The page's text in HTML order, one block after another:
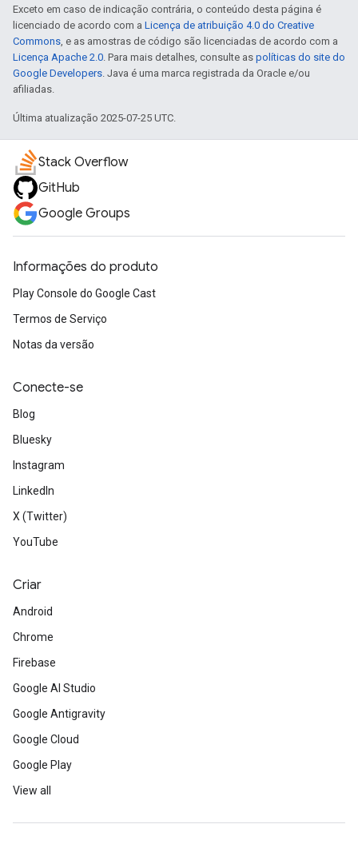
Exceto em caso de indicação contrária, o conteúdo desta página é
licenciado de acordo com a Licença de atribuição 4.0 do Creative
Commons, e as amostras de código são licenciadas de acordo com a
Licença Apache 2.0. Para mais detalhes, consulte as políticas do site do
Google Developers. Java é uma marca registrada da Oracle e/ou
afiliadas.
Última atualização 2025-07-25 UTC.
Stack Overflow
GitHub
Google Groups
Informações do produto
Play Console do Google Cast
Termos de Serviço
Notas da versão
Conecte-se
Blog
Bluesky
Instagram
LinkedIn
X (Twitter)
YouTube
Criar
Android
Chrome
Firebase
Google AI Studio
Google Antigravity
Google Cloud
Google Play
View all